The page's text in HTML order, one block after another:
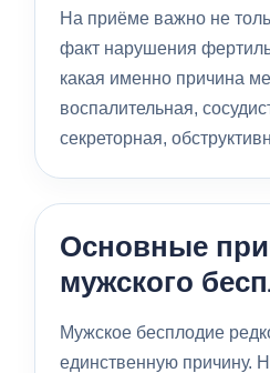
На приёме важно не
факт нарушения
какая именно причина
воспалительная,
секреторная,
Основные
мужского
Мужское бесплодие
единственную причину.